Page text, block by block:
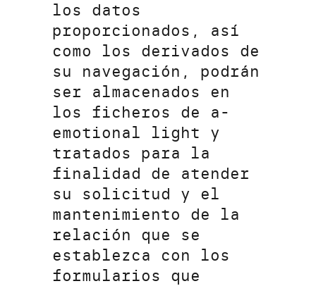
los datos
proporcionados, así
como los derivados de
su navegación, podrán
ser almacenados en
los ficheros de a-
emotional light y
tratados para la
finalidad de atender
su solicitud y el
mantenimiento de la
relación que se
establezca con los
formularios que